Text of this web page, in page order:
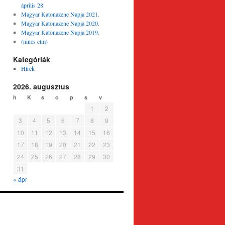
április 28.
Magyar Katonazene Napja 2021.
Magyar Katonazene Napja 2020.
Magyar Katonazene Napja 2019.
(nincs cím)
Kategóriák
Hírek
2026. augusztus
h K s c p s v
1
2
3
4 5 6 7 8
9
10
11 12 13 14 15
16
17
18 19 20 21 22
23
24
25 26 27 28 29
30
31
« ápr